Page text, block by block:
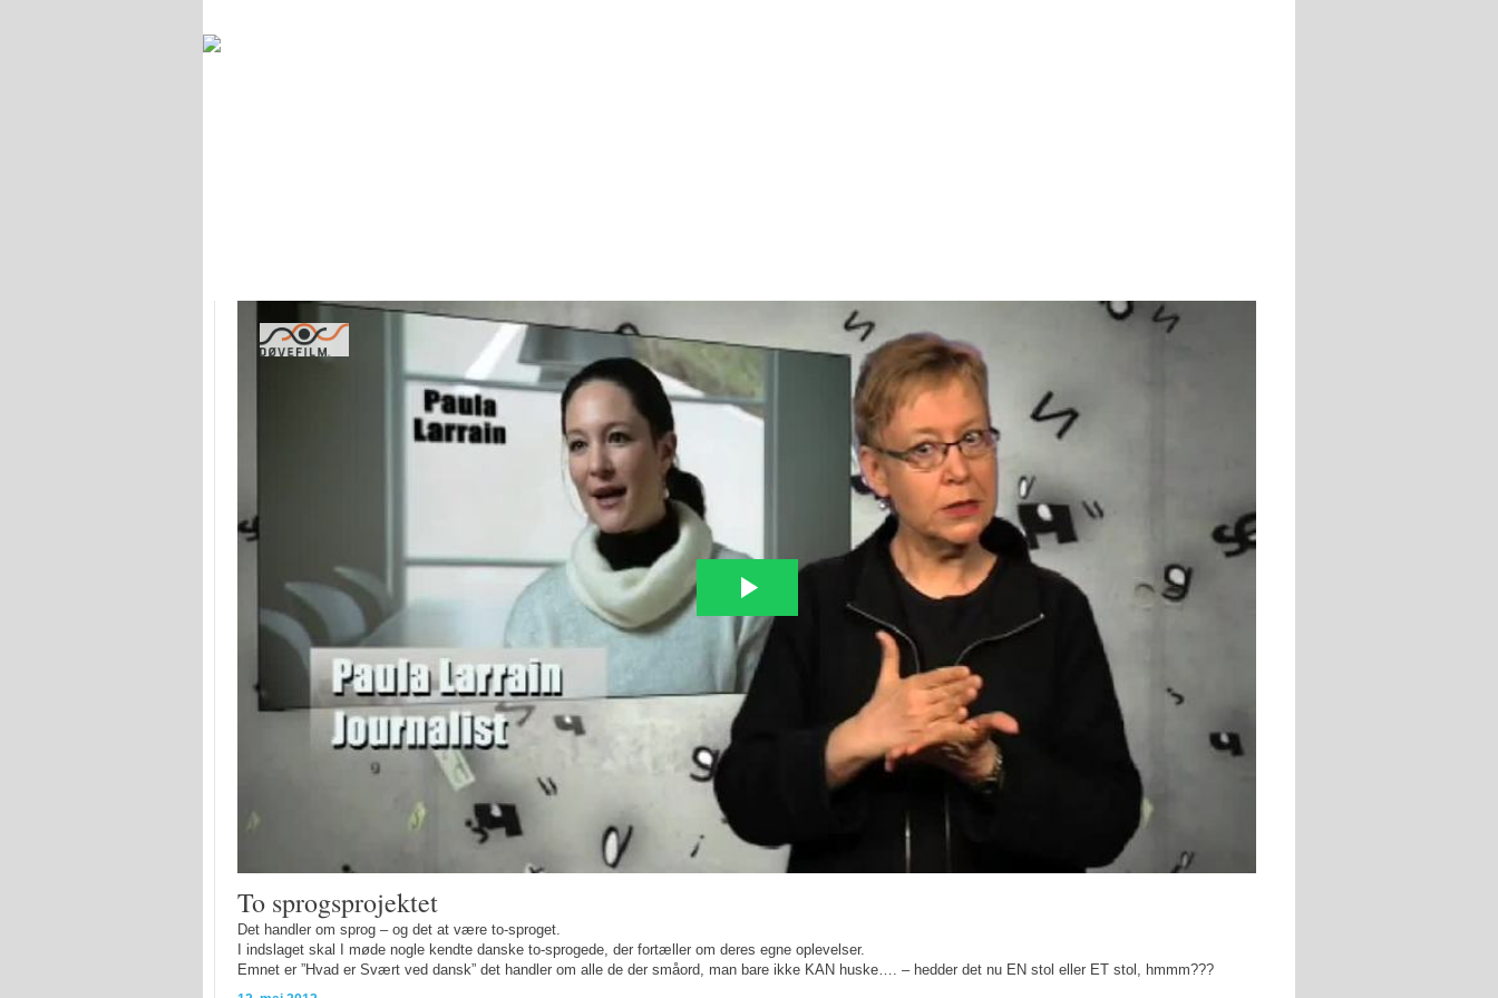
To sprogsprojektet
Det handler om sprog – og det at være to-sproget.
I indslaget skal I møde nogle kendte danske to-sprogede, der fortæller om deres egne oplevelser.
Emnet er ”Hvad er Svært ved dansk” det handler om alle de der småord, man bare ikke KAN huske…. – hedder det nu EN stol eller ET stol, hmmm???